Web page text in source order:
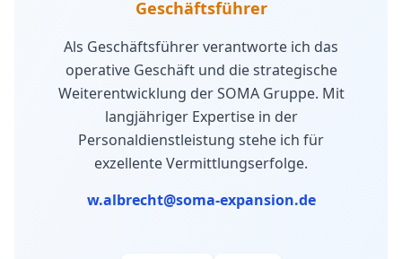
Geschäftsführer
Als Geschäftsführer verantworte ich das
operative Geschäft und die strategische
Weiterentwicklung der SOMA Gruppe. Mit
langjähriger Expertise in der
Personaldienstleistung stehe ich für
exzellente Vermittlungserfolge.
w.albrecht@soma-expansion.de